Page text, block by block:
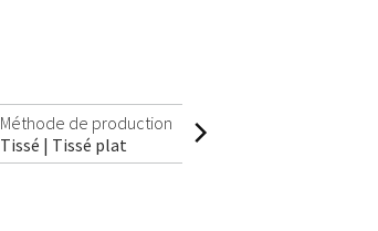
Méthode de production
Tissé | Tissé plat